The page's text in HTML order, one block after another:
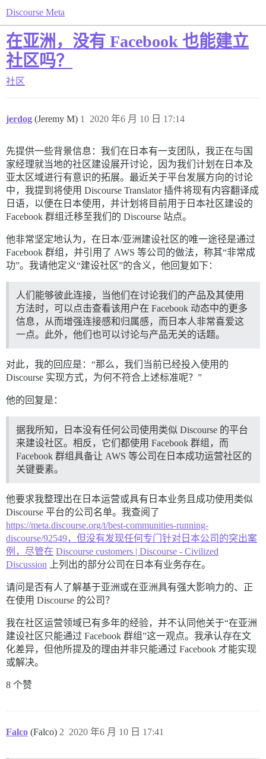
Discourse Meta
在亚洲，没有 Facebook 也能建立
社区吗？
社区
jerdog (Jeremy M) 2020 年6 月 10 日 17:14
1
先提供一些背景信息：我们在日本有一支团队，我正在与国
家经理就当地的社区建设展开讨论，因为我们计划在日本及
亚太区域进行有意识的拓展。最近关于平台发展方向的讨论
中，我提到将使用 Discourse Translator 插件将现有内容翻译成
日语，以便在日本使用，并计划将目前用于日本社区建设的
Facebook 群组迁移至我们的 Discourse 站点。
他非常坚定地认为，在日本/亚洲建设社区的唯一途径是通过
Facebook 群组，并引用了 AWS 等公司的做法，称其“非常成
功”。我请他定义“建设社区”的含义，他回复如下：
人们能够彼此连接，当他们在讨论我们的产品及其使用
方法时，可以点击查看该用户在 Facebook 动态中的更多
信息，从而增强连接感和归属感，而日本人非常喜爱这
一点。此外，他们也可以讨论与产品无关的话题。
对此，我的回应是：“那么，我们当前已经投入使用的
Discourse 实现方式，为何不符合上述标准呢？”
他的回复是：
据我所知，日本没有任何公司使用类似 Discourse 的平台
来建设社区。相反，它们都使用 Facebook 群组，而
Facebook 群组具备让 AWS 等公司在日本成功运营社区的
关键要素。
他要求我整理出在日本运营或具有日本业务且成功使用类似
Discourse 平台的公司名单。我查阅了
https://meta.discourse.org/t/best-communities-running-
discourse/92549，但没有发现任何专门针对日本公司的突出案
例，尽管在 Discourse customers | Discourse - Civilized
Discussion 上列出的部分公司在日本有业务存在。
请问是否有人了解基于亚洲或在亚洲具有强大影响力的、正
在使用 Discourse 的公司？
我在社区运营领域已有多年的经验，并不认同他关于“在亚洲
建设社区只能通过 Facebook 群组”这一观点。我承认存在文
化差异，但他所提及的理由并非只能通过 Facebook 才能实现
或解决。
8 个赞
Falco (Falco) 2020 年6 月 10 日 17:41
2